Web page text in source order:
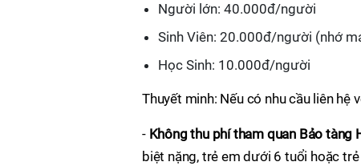
Người lớn: 40.000đ/người
Sinh Viên: 20.000đ/người (nhớ
Học Sinh: 10.000đ/người
Thuyết minh: Nếu có nhu cầu liên hệ
- Không thu phí tham quan Bảo tàng
biệt nặng, trẻ em dưới 6 tuổi hoặc